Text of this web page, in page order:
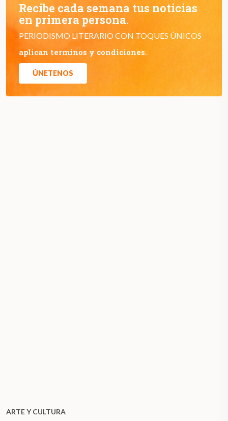
ARTE Y CULTURA
Recibe cada semana tus noticias
en primera persona.
PERIODISMO LITERARIO CON TOQUES ÚNICOS
aplican terminos y condiciones.
ÚNETENOS